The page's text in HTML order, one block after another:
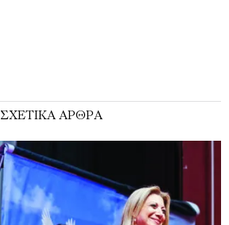
ΣΧΕΤΙΚΑ ΑΡΘΡΑ